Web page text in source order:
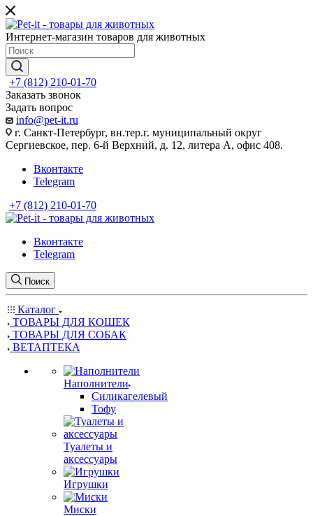
Интернет-магазин товаров для животных
+7 (812) 210-01-70
Заказать звонок
Задать вопрос
info@pet-it.ru
г. Санкт-Петербург, вн.тер.г. муниципальный округ
Сергиевское, пер. 6-й Верхний, д. 12, литера А, офис 408.
Вконтакте
Telegram
+7 (812) 210-01-70
Вконтакте
Telegram
Поиск
Каталог
ТОВАРЫ ДЛЯ КОШЕК
ТОВАРЫ ДЛЯ СОБАК
ВЕТАПТЕКА
Наполнители
Силикагелевый
Тофу
Туалеты и
аксессуары
Игрушки
Миски